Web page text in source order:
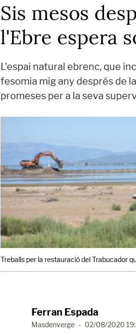
Sis mesos
l'Ebre espera
L'espai natural ebrenc, que
fesomia mig any després de
promeses per a la seva
Treballs per la restauració del Trabucador
Ferran Espada
Masdenverge - 02/08/2020